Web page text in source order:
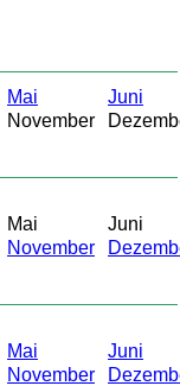
Mai
Juni
November
Mai
Juni
November
Mai
Juni
November